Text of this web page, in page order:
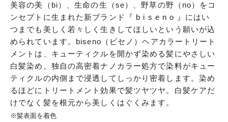
美容の美（bi）、生命の生（se）、野草の野（no）をコ
ンセプトに生まれた新ブランド『 b i s e n o 』にはい
つまでも美しく若々しく生きしてほしいという願いが込
められています。biseno（ビセノ）ヘアカラートリート
メントは、キューティクルを開かず染める髪にやさしい
白髪染め。独自の高密着ナノカラー処方で染料がキュー
ティクルの内側まで浸透してしっかり密着します。染め
るほどにトリートメント効果で髪ツヤツヤ。白髪ケアだ
けでなく髪を根元から美しくはぐくみます。
※髪表面を着色